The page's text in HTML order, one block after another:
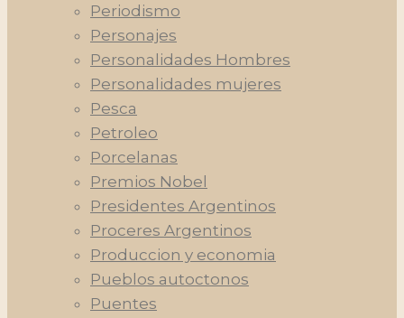
Periodismo
Personajes
Personalidades Hombres
Personalidades mujeres
Pesca
Petroleo
Porcelanas
Premios Nobel
Presidentes Argentinos
Proceres Argentinos
Produccion y economia
Pueblos autoctonos
Puentes